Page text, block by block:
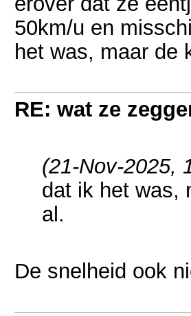
50km/u en
het was, maar de
RE: wat ze
(21-Nov-2025,
dat ik het was,
al.
De snelheid ook